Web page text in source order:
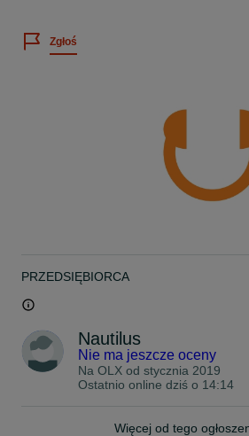
Numer ogłoszenia: 191/8/2025
Nautilus Kraków high-end hi-end hi-fi
Zgłoś
PRZEDSIĘBIORCA
Nautilus
Nie ma jeszcze oceny
Na OLX od stycznia 2019
Ostatnio online dziś o 14:14
Więcej od tego